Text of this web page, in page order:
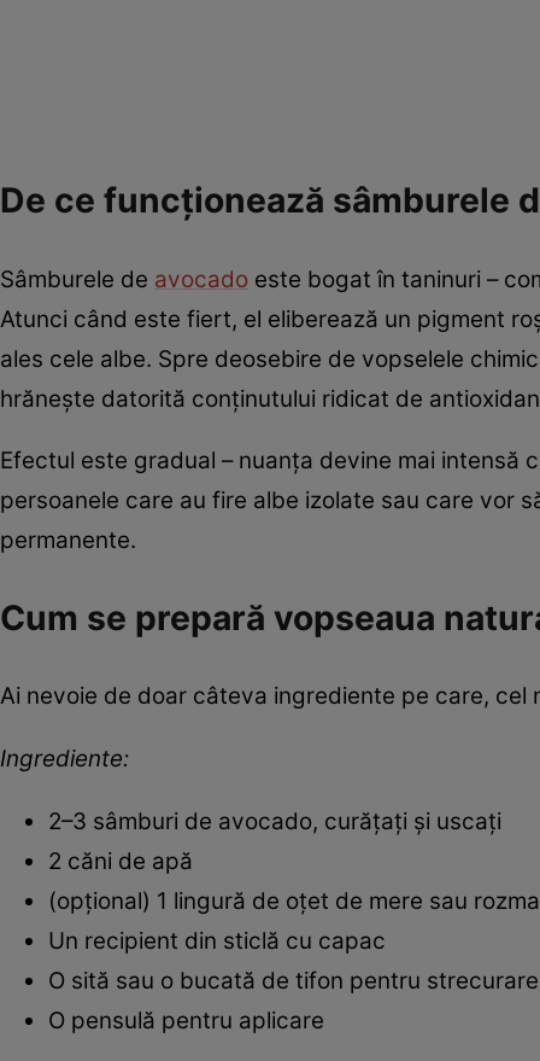
De ce funcționează sâmburele
Sâmburele de avocado este bogat în taninuri –
Atunci când este fiert, el eliberează un pigment
ales cele albe. Spre deosebire de vopselele
hrănește datorită conținutului ridicat de
Efectul este gradual – nuanța devine mai
persoanele care au fire albe izolate sau care vor
permanente.
Cum se prepară vopseaua
Ai nevoie de doar câteva ingrediente pe care, cel
Ingrediente:
2–3 sâmburi de avocado, curățați și uscați
2 căni de apă
(opțional) 1 lingură de oțet de mere sau
Un recipient din sticlă cu capac
O sită sau o bucată de tifon pentru strecurare
O pensulă pentru aplicare